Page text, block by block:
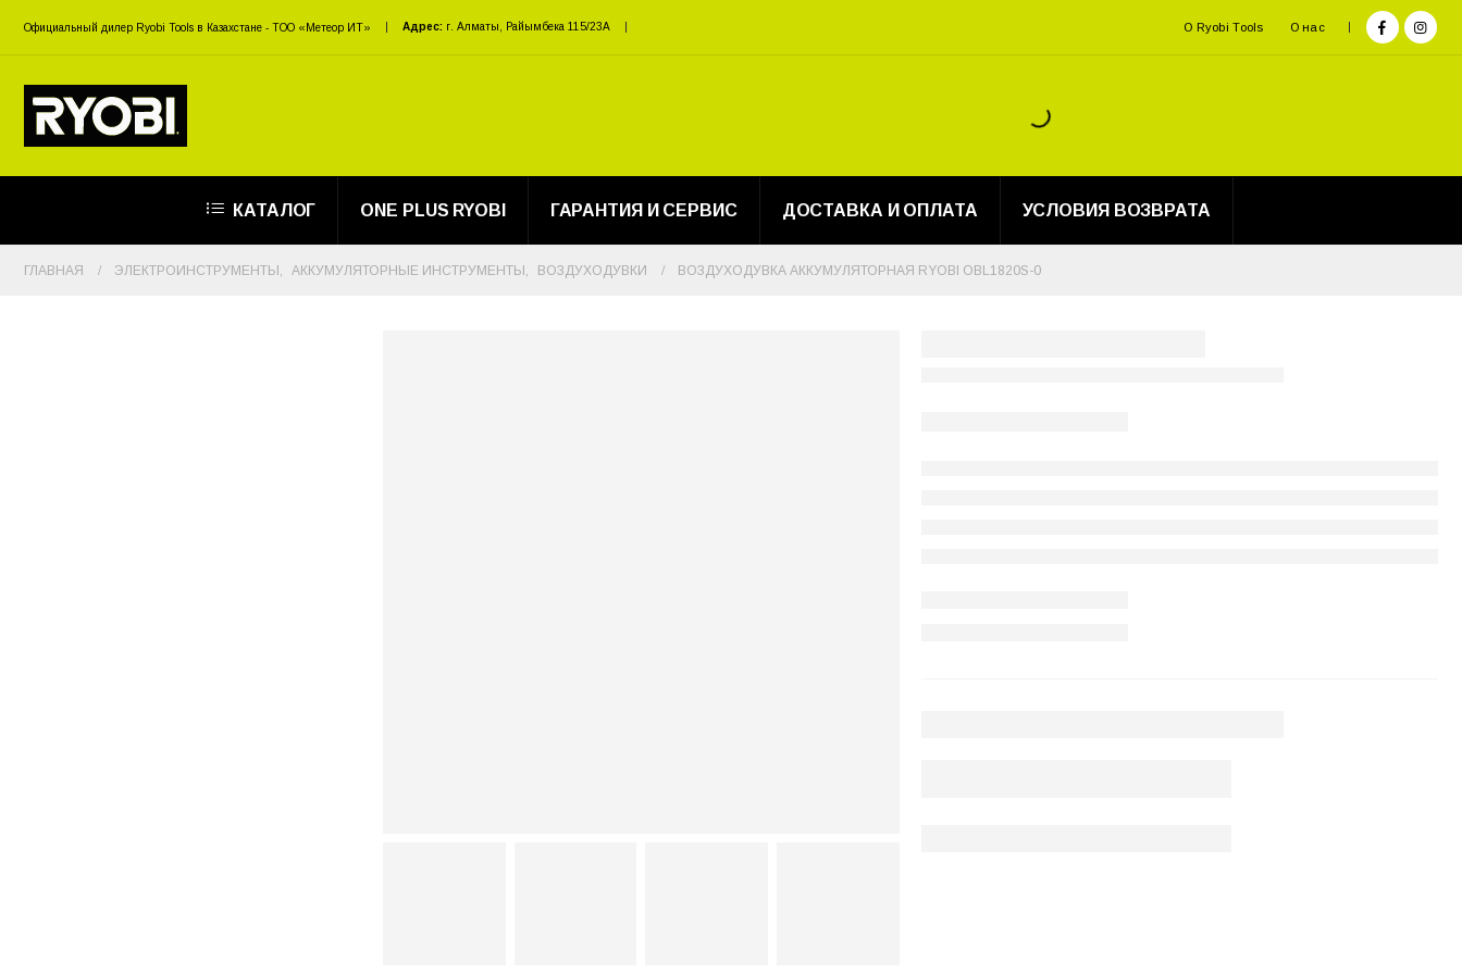
Официальный дилер Ryobi Tools в Казахстане - ТОО «Метеор ИТ» Адрес: г. Алматы, Райымбека 115/23A О Ryobi Tools О нас
КАТАЛОГ ONE PLUS RYOBI ГАРАНТИЯ И СЕРВИС ДОСТАВКА И ОПЛАТА УСЛОВИЯ ВОЗВРАТА
ГЛАВНАЯ ЭЛЕКТРОИНСТРУМЕНТЫ , АККУМУЛЯТОРНЫЕ ИНСТРУМЕНТЫ , ВОЗДУХОДУВКИ ВОЗДУХОДУВКА АККУМУЛЯТОРНАЯ RYOBI OBL1820S-0